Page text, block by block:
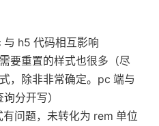
(
file) =>
i = 0 ; i < funcArray
与 h5 代码相互影响
要重置的样式也很多（尽
，除非非常确定。pc 端与
分开写）
问题，未转化为 rem 单位